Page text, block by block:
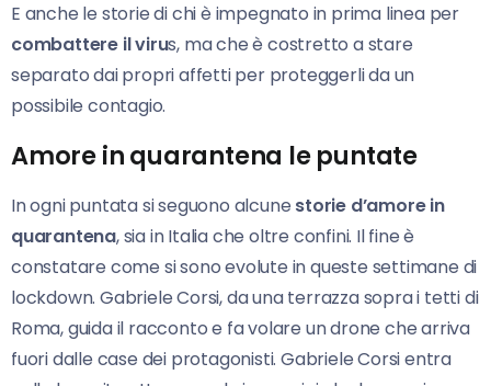
E anche le storie di chi è impegnato in prima linea per
combattere il virus, ma che è costretto a stare
separato dai propri affetti per proteggerli da un
possibile contagio.
Amore in quarantena le puntate
In ogni puntata si seguono alcune storie d’amore in
quarantena, sia in Italia che oltre confini. Il fine è
constatare come si sono evolute in queste settimane di
lockdown. Gabriele Corsi, da una terrazza sopra i tetti di
Roma, guida il racconto e fa volare un drone che arriva
fuori dalle case dei protagonisti. Gabriele Corsi entra